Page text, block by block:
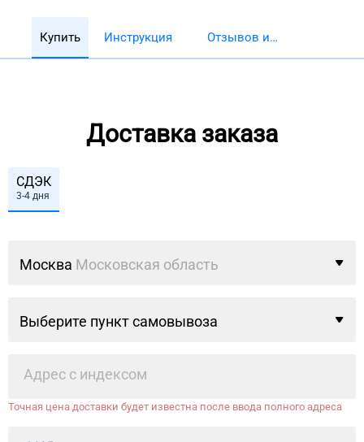
Купить Инструкция
Отзывов и
Доставка заказа
СДЭК
3-4 дня
Москва Московская область
Выберите пункт самовывоза
Точная цена доставки будет известна после ввода полного адреса